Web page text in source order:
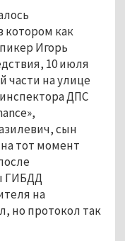
котором как
Игорь
10 июля
части на улице
ДПС
сын
на тот момент
ГИБДД
на
но протокол так